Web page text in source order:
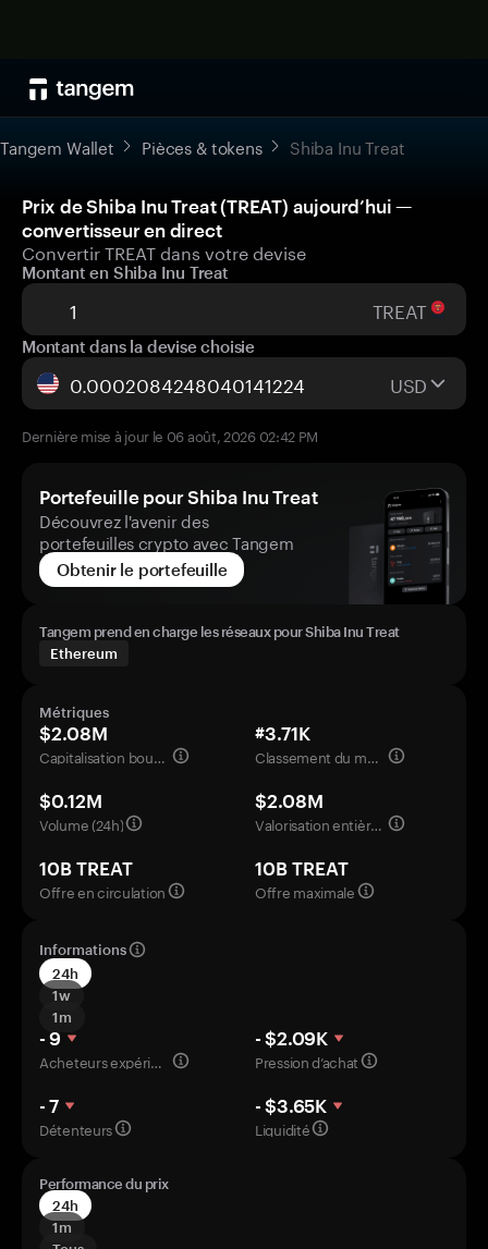
Tangem Wallet Pièces & tokens Shiba Inu Treat
Prix de Shiba Inu Treat (TREAT) aujourd’hui —
convertisseur en direct
Convertir TREAT dans votre devise
Montant en Shiba Inu Treat
TREAT
Montant dans la devise choisie
USD
Dernière mise à jour le 06 août, 2026 02:42 PM
Portefeuille pour Shiba Inu Treat
Découvrez l'avenir des
portefeuilles crypto avec Tangem
Obtenir le portefeuille
Tangem prend en charge les réseaux pour Shiba Inu Treat
Ethereum
Métriques
$2.08M
Capitalisation boursière
#3.71K
Classement du marché
$0.12M
Volume (24h)
$2.08M
Valorisation entièrement diluée
10B TREAT
Offre en circulation
10B TREAT
Offre maximale
Informations
24h
1w
1m
- 9
Acheteurs expérimentés
- $2.09K
Pression d’achat
- 7
Détenteurs
- $3.65K
Liquidité
Performance du prix
24h
1m